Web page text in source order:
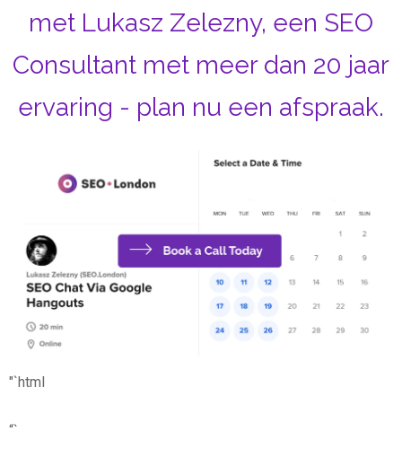
met Lukasz Zelezny, een SEO
Consultant met meer dan 20 jaar
ervaring - plan nu een afspraak.
"`html
“`